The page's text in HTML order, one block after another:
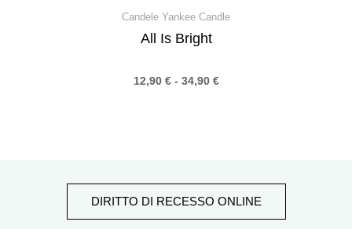
Candele Yankee Candle
All Is Bright
12,90 € - 34,90 €
DIRITTO DI RECESSO ONLINE